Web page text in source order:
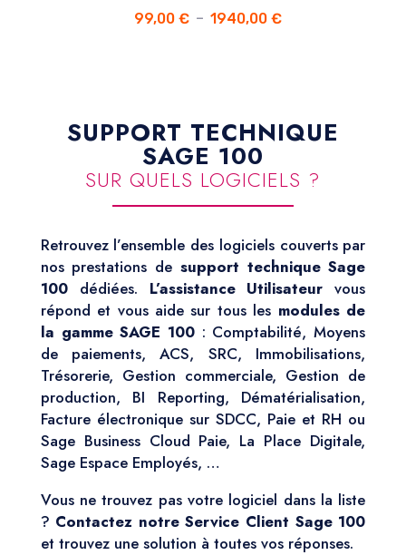
99,00€ – 1940,00€
Plage
SUPPORT TECHNIQUE
SAGE 100
SUR QUELS LOGICIELS ?
Retrouvez l’ensemble des logiciels couverts par
nos prestations de support technique Sage
100dédiées. L’assistance Utilisateur vous
répond et vous aide sur tous les modules de
la gamme SAGE 100 : Comptabilité, Moyens
de paiements, ACS, SRC, Immobilisations,
Trésorerie, Gestion commerciale, Gestion de
production, BI Reporting, Dématérialisation,
Facture électronique sur SDCC, Paie et RH ou
Sage Business Cloud Paie, La Place Digitale,
Sage Espace Employés, …
Vous ne trouvez pas votre logiciel dans la liste
? Contactez notre Service Client Sage 100
et trouvez une solution à toutes vos réponses.